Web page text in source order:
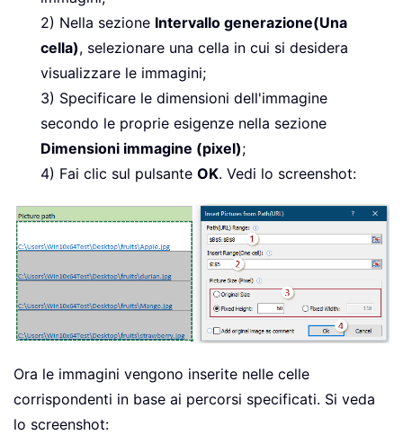
2) Nella sezione Intervallo generazione(Una
cella), selezionare una cella in cui si desidera
visualizzare le immagini;
3) Specificare le dimensioni dell'immagine
secondo le proprie esigenze nella sezione
Dimensioni immagine (pixel);
4) Fai clic sul pulsante OK. Vedi lo screenshot:
Ora le immagini vengono inserite nelle celle
corrispondenti in base ai percorsi specificati. Si veda
lo screenshot: